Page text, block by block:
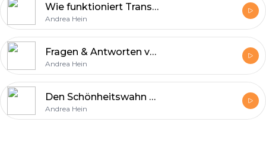
Wie funktioniert Transformation?
Andrea Hein
Fragen & Antworten von Herz zu Herz #3
Andrea Hein
Den Schönheitswahn endlich loslassen und frei sein
Andrea Hein